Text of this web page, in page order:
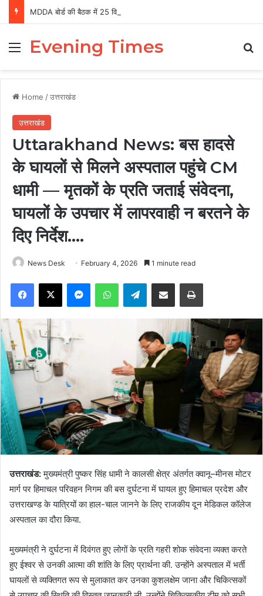
MenuEvening Times
Home /उत्तराखंड
उत्तराखंड
Uttarakhand News: बस हादसे
के घायलों से मिलने अस्पताल पहुंचे CM
धामी — मृतकों के प्रति जताई संवेदना,
घायलों के उपचार में लापरवाही न बरतने के
दिए निर्देश….
News Desk February 4, 2026 1 minute read
Facebook
X MessengerWhatsAppTelegramShare via Email Print
उत्तराखंड:मुख्यमंत्री पुष्कर सिंह धामी ने कालसी क्षेत्र अंतर्गत क्वानू–मीनस मोटर
मार्ग पर हिमाचल परिवहन निगम की बस दुर्घटना में घायल हुए हिमाचल प्रदेश और
उत्तराखण्ड के यात्रियों का हाल-चाल जानने के लिए राजकीय दून मेडिकल कॉलेज
अस्पताल का दौरा किया.
मुख्यमंत्री ने दुर्घटना में दिवंगत हुए लोगों के प्रति गहरी शोक संवेदना व्यक्त करते
हुए ईश्वर से उनकी आत्मा की शांति के लिए प्रार्थना की. उन्होंने अस्पताल में भर्ती
घायलों से व्यक्तिगत रूप से मुलाकात कर उनका कुशलक्षेम जाना और चिकित्सकों